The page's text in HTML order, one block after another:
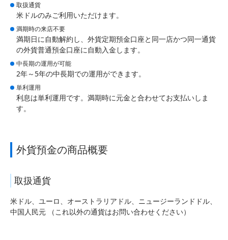
取扱通貨
米ドルのみご利用いただけます。
満期時の来店不要
満期日に自動解約し、外貨定期預金口座と同一店かつ同一通貨
の外貨普通預金口座に自動入金します。
中長期の運用が可能
2年～5年の中長期での運用ができます。
単利運用
利息は単利運用です。満期時に元金と合わせてお支払いしま
す。
外貨預金の商品概要
取扱通貨
米ドル、ユーロ、オーストラリアドル、ニュージーランドドル、
中国人民元 （これ以外の通貨はお問い合わせください）